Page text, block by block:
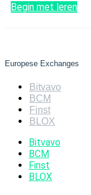
Begin met leren
Europese Exchanges
Bitvavo
BCM
Finst
BLOX
Bitvavo
BCM
Finst
BLOX